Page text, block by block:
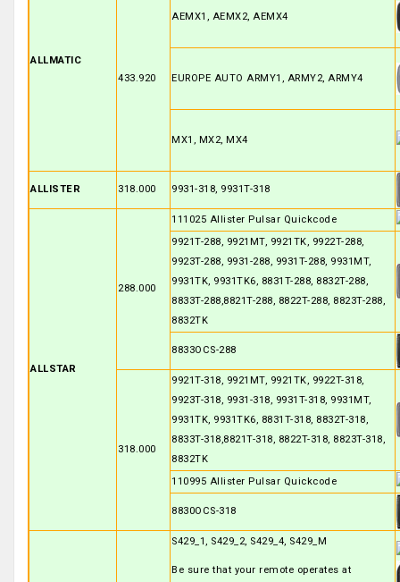
ALLMATIC
433.920
AEMX1, AEMX2, AEMX4
EUROPE AUTO ARMY1, ARMY2, ARMY4
MX1, MX2, MX4
ALLISTER 318.000 9931-318, 9931T-318
ALLSTAR
288.000
111025 Allister Pulsar Quickcode
9921T-288, 9921MT, 9921TK, 9922T-288,
9923T-288, 9931-288, 9931T-288, 9931MT,
9931TK, 9931TK6, 8831T-288, 8832T-288,
8833T-288,8821T-288, 8822T-288, 8823T-288,
8832TK
8833OCS-288
318.000
9921T-318, 9921MT, 9921TK, 9922T-318,
9923T-318, 9931-318, 9931T-318, 9931MT,
9931TK, 9931TK6, 8831T-318, 8832T-318,
8833T-318,8821T-318, 8822T-318, 8823T-318,
8832TK
110995 Allister Pulsar Quickcode
8830OCS-318
S429_1, S429_2, S429_4, S429_M
Be sure that your remote operates at